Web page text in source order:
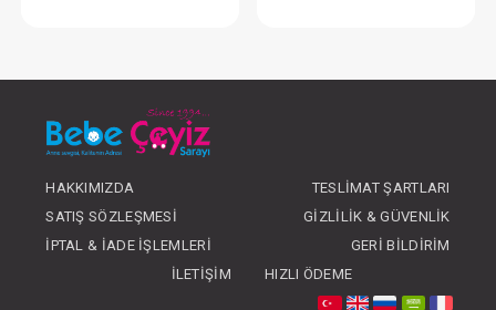
OLUNUZ
HAKKIMIZDA
TESLIMAT ŞARTLARI
SATIŞ SÖZLEŞMESI
GIZLILIK & GÜVENLIK
İPTAL & İADE İŞLEMLERI
GERI BILDIRIM
İLETIŞIM
HIZLI ÖDEME